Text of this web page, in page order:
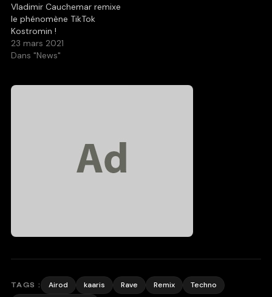
Vladimir Cauchemar remixe
le phénomène TikTok
Kostromin !
23 mars 2021
Dans "News"
TAGS : Airod kaaris Rave Remix
Techno